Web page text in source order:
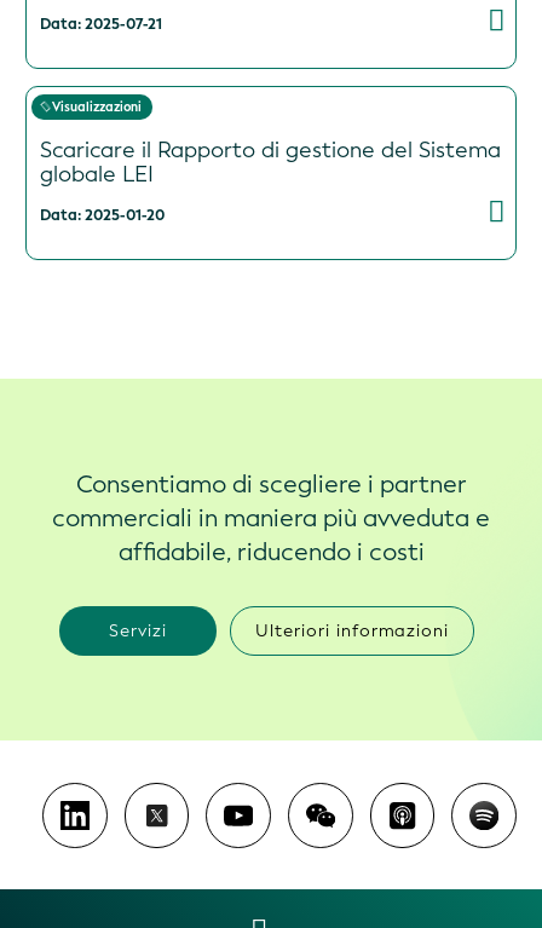
Data: 2025-07-21
Visualizzazioni
Scaricare il Rapporto di gestione del Sistema
globale LEI
Data: 2025-01-20
Consentiamo di scegliere i partner
commerciali in maniera più avveduta e
affidabile, riducendo i costi
Servizi Ulteriori informazioni